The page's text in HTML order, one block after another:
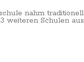
nahm
weiteren Schulen